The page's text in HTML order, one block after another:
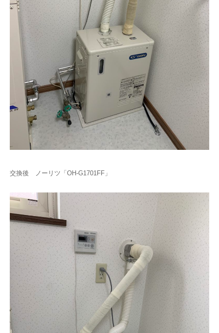
交換後 ノーリツ「OH-G1701FF」